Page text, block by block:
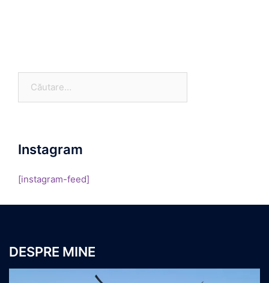
după:
Instagram
[instagram-feed]
DESPRE MINE